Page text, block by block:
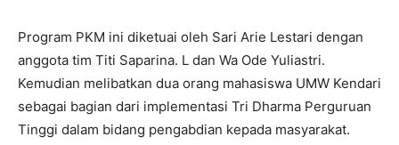
Program PKM ini diketuai oleh Sari Arie Lestari dengan
anggota tim Titi Saparina. L dan Wa Ode Yuliastri.
Kemudian melibatkan dua orang mahasiswa UMW Kendari
sebagai bagian dari implementasi Tri Dharma Perguruan
Tinggi dalam bidang pengabdian kepada masyarakat.